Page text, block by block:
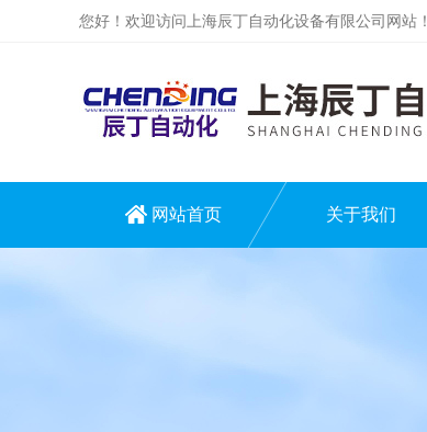
您好！欢迎访问上海辰丁自动化设备有限公司网站！
网站首页 关于我们